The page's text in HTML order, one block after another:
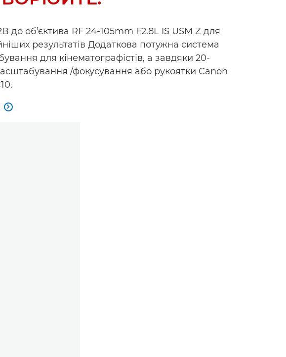
до об’єктива RF 24-105mm F2.8L IS USM Z для
результатів Додаткова потужна система
для кінематографістів, а завдяки 20-
/фокусування або рукоятки Canon
